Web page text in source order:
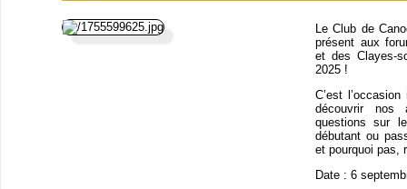
Le Club de
présent aux
et des Clayes-
2025 !
C’est
découvrir nos
questions sur
débutant ou
et pourquoi pas,
Date : 6